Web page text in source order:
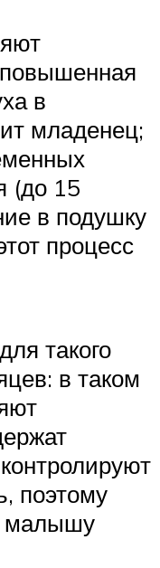
в
младенец;
(до 15
в подушку
процесс
такого
в таком
поэтому
малышу